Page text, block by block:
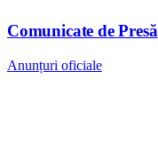
Comunicate de Presă
Anunțuri oficiale